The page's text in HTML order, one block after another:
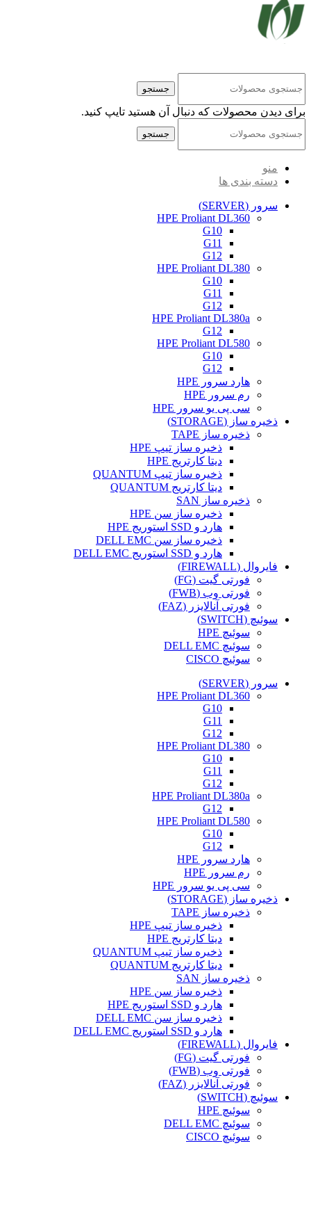
جستجو
برای دیدن محصولات که دنبال آن هستید تایپ کنید.
جستجو
منو
دسته بندی ها
سرور (SERVER)
HPE Proliant DL360
G10
G11
G12
HPE Proliant DL380
G10
G11
G12
HPE Proliant DL380a
G12
HPE Proliant DL580
G10
G12
هارد سرور HPE
رم سرور HPE
سی پی یو سرور HPE
ذخیره ساز (STORAGE)
ذخیره ساز TAPE
ذخیره ساز تیپ HPE
دیتا کارتریج HPE
ذخیره ساز تیپ QUANTUM
دیتا کارتریج QUANTUM
ذخیره ساز SAN
ذخیره ساز سن HPE
هارد و SSD استوریج HPE
ذخیره ساز سن DELL EMC
هارد و SSD استوریج DELL EMC
فایروال (FIREWALL)
فورتی گیت (FG)
فورتی وب (FWB)
فورتی آنالایزر (FAZ)
سوئیچ (SWITCH)
سوئیچ HPE
سوئیچ DELL EMC
سوئیچ CISCO
سرور (SERVER)
HPE Proliant DL360
G10
G11
G12
HPE Proliant DL380
G10
G11
G12
HPE Proliant DL380a
G12
HPE Proliant DL580
G10
G12
هارد سرور HPE
رم سرور HPE
سی پی یو سرور HPE
ذخیره ساز (STORAGE)
ذخیره ساز TAPE
ذخیره ساز تیپ HPE
دیتا کارتریج HPE
ذخیره ساز تیپ QUANTUM
دیتا کارتریج QUANTUM
ذخیره ساز SAN
ذخیره ساز سن HPE
هارد و SSD استوریج HPE
ذخیره ساز سن DELL EMC
هارد و SSD استوریج DELL EMC
فایروال (FIREWALL)
فورتی گیت (FG)
فورتی وب (FWB)
فورتی آنالایزر (FAZ)
سوئیچ (SWITCH)
سوئیچ HPE
سوئیچ DELL EMC
سوئیچ CISCO